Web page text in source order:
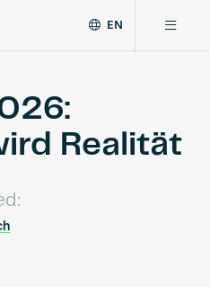
EN
Realität